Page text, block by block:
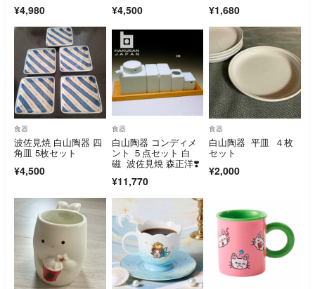
ル
¥4,980 ¥4,500 ロ
¥1,680
食器
波佐見焼 白山陶器 四
角皿 5枚セット
¥4,500
食器
白山陶器 コンディメ
ント ５点セット 白
磁 波佐見焼 森正洋❣️
¥11,770
食器
白山陶器 平皿 ４枚
セット
¥2,000